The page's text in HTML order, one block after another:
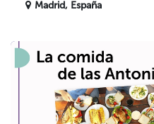
Madrid, España